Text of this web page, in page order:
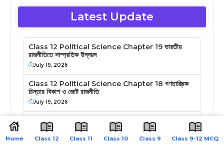
Home Class 12 Class 11 Class 10 Class 9 Class 9-12 MCQ
Latest Update
Class 12 Political Science Chapter 19 ভারতীয়
রাজনীতিতে সাম্প্রতিক উন্নয়ন
July 19, 2026
Class 12 Political Science Chapter 18 গণতান্ত্রিক
চিন্তার বিকাশ ও জোট রাজনীতি
July 19, 2026
Class 12 Political Science Chapter 17 নতুন সামাজিক
আন্দোলনের উত্থান
July 19, 2026